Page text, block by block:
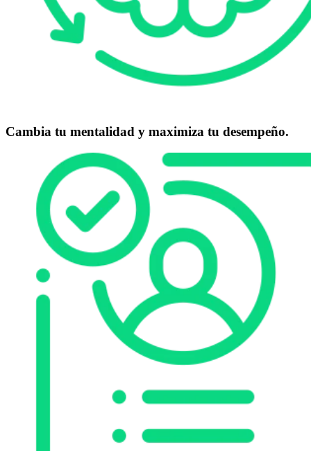
Cambia tu mentalidad y maximiza tu desempeño.